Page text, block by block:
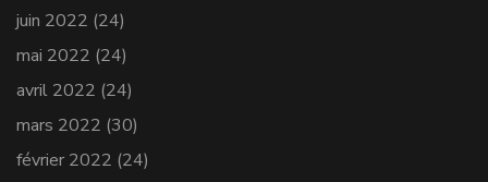
juin 2022 (24)
mai 2022 (24)
avril 2022 (24)
mars 2022 (30)
février 2022 (24)